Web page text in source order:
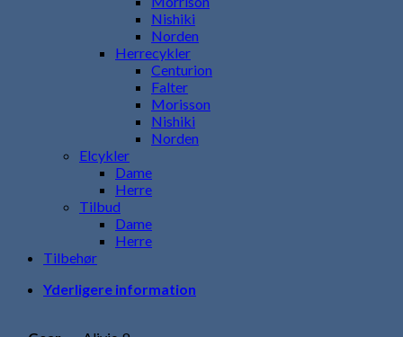
Nishiki
Norden
Herrecykler
Centurion
Falter
Morisson
Nishiki
Norden
Elcykler
Dame
Herre
Tilbud
Dame
Herre
Tilbehør
Yderligere information